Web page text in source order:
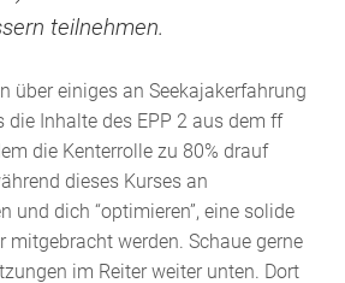
teilnehmen.
über einiges an Seekajakerfahrung
die Inhalte des EPP 2 aus dem ff
die Kenterrolle zu 80% drauf
dieses Kurses an
und dich “optimieren”, eine solide
mitgebracht werden. Schaue gerne
im Reiter weiter unten. Dort